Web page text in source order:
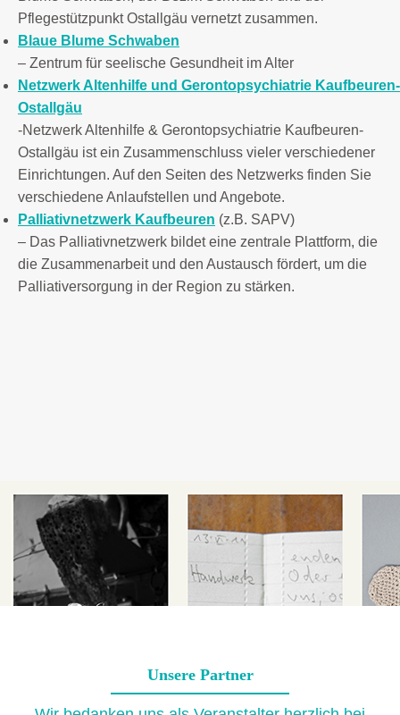
Pflegestützpunkt Ostallgäu vernetzt zusammen.
Blaue Blume Schwaben
– Zentrum für seelische Gesundheit im Alter
Netzwerk Altenhilfe und Gerontopsychiatrie Kaufbeuren-
Ostallgäu
-Netzwerk Altenhilfe & Gerontopsychiatrie Kaufbeuren-
Ostallgäu ist ein Zusammenschluss vieler verschiedener
Einrichtungen. Auf den Seiten des Netzwerks finden Sie
verschiedene Anlaufstellen und Angebote.
Palliativnetzwerk Kaufbeuren (z.B. SAPV)
– Das Palliativnetzwerk bildet eine zentrale Plattform, die
die Zusammenarbeit und den Austausch fördert, um die
Palliativersorgung in der Region zu stärken.
Unsere Partner